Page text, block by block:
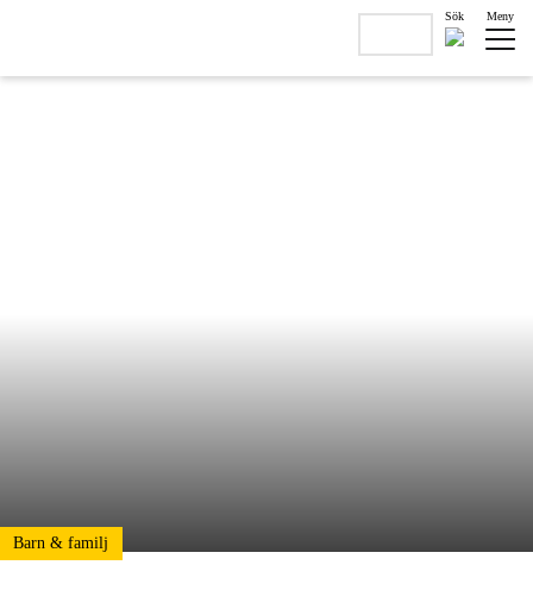
Sök Meny
Barn & familj